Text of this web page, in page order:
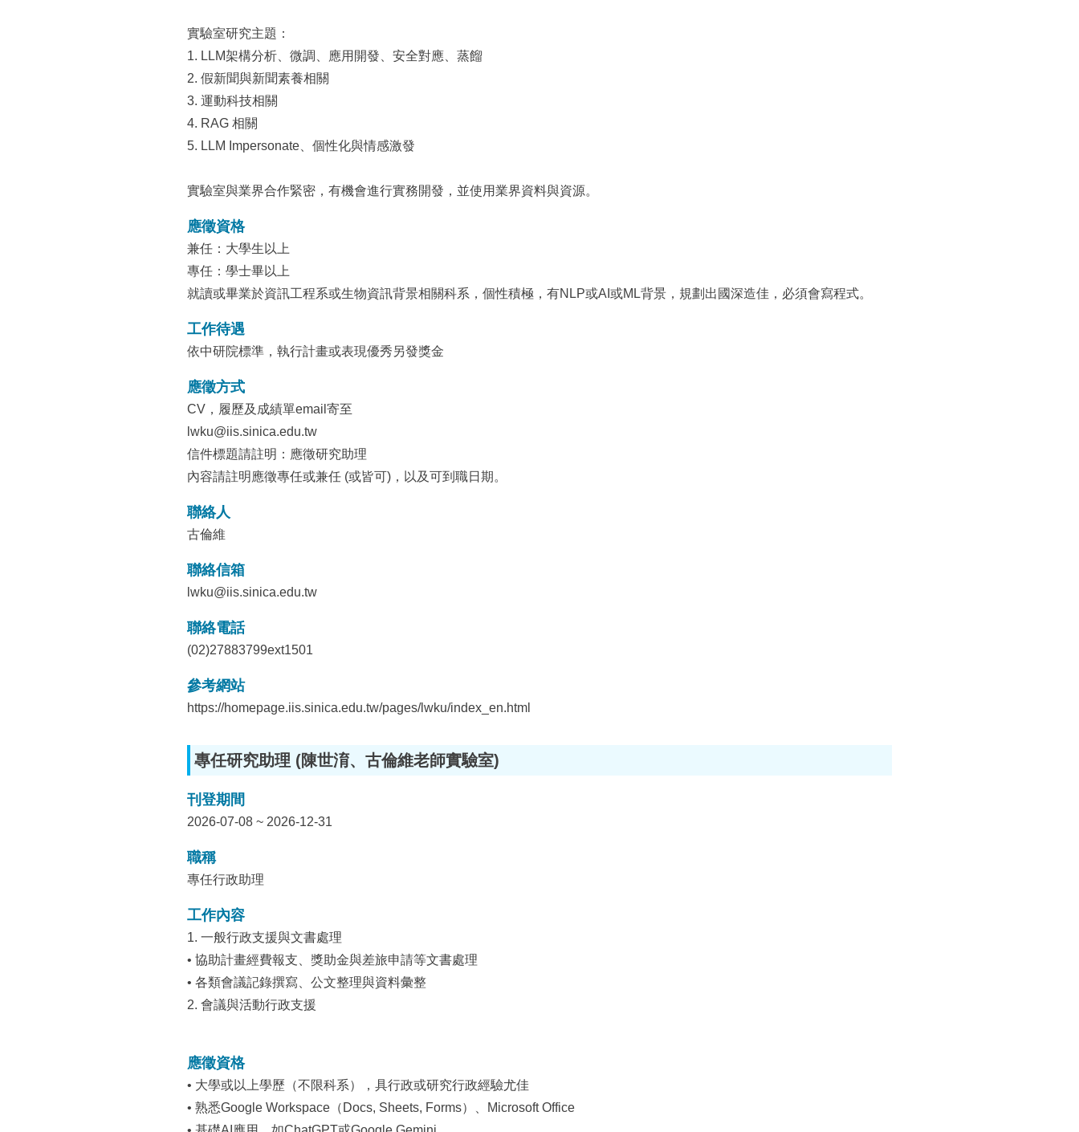
實驗室研究主題：
1. LLM架構分析、微調、應用開發、安全對應、蒸餾
2. 假新聞與新聞素養相關
3. 運動科技相關
4. RAG 相關
5. LLM Impersonate、個性化與情感激發
實驗室與業界合作緊密，有機會進行實務開發，並使用業界資料與資源。
應徵資格
兼任：大學生以上
專任：學士畢以上
就讀或畢業於資訊工程系或生物資訊背景相關科系，個性積極，有NLP或AI或ML背景，規劃出國深造佳，必須會寫程式。
工作待遇
依中研院標準，執行計畫或表現優秀另發獎金
應徵方式
CV，履歷及成績單email寄至
lwku@iis.sinica.edu.tw
信件標題請註明：應徵研究助理
內容請註明應徵專任或兼任 (或皆可)，以及可到職日期。
聯絡人
古倫維
聯絡信箱
lwku@iis.sinica.edu.tw
聯絡電話
(02)27883799ext1501
參考網站
https://homepage.iis.sinica.edu.tw/pages/lwku/index_en.html
專任研究助理 (陳世淯、古倫維老師實驗室)
刊登期間
2026-07-08 ~ 2026-12-31
職稱
專任行政助理
工作內容
1. 一般行政支援與文書處理
• 協助計畫經費報支、獎助金與差旅申請等文書處理
• 各類會議記錄撰寫、公文整理與資料彙整
2. 會議與活動行政支援
應徵資格
• 大學或以上學歷（不限科系），具行政或研究行政經驗尤佳
• 熟悉Google Workspace（Docs, Sheets, Forms）、Microsoft Office